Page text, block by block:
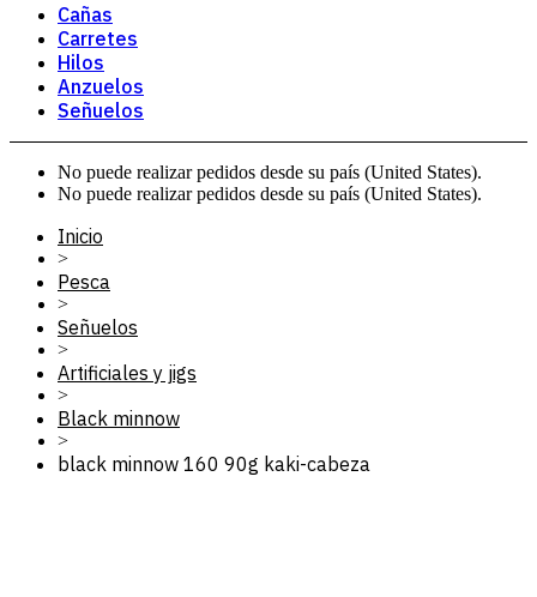
Cañas
Carretes
Hilos
Anzuelos
Señuelos
No puede realizar pedidos desde su país (United States).
No puede realizar pedidos desde su país (United States).
Inicio
>
Pesca
>
Señuelos
>
Artificiales y jigs
>
Black minnow
>
black minnow 160 90g kaki-cabeza